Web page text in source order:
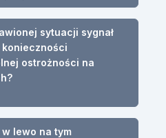
sytuacji sygnał
konieczności
ostrożności na
lewo na tym